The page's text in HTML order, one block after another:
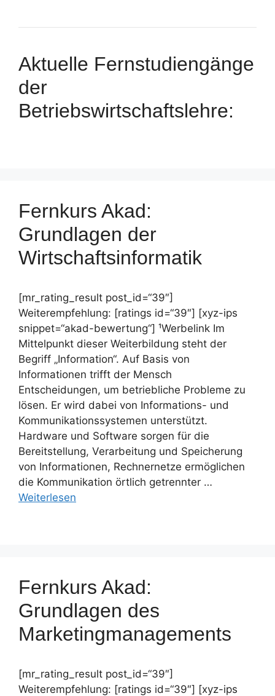
Aktuelle Fernstudiengänge
der
Betriebswirtschaftslehre:
Fernkurs Akad:
Grundlagen der
Wirtschaftsinformatik
[mr_rating_result post_id=“39″]
Weiterempfehlung: [ratings id=“39″] [xyz-ips
snippet=“akad-bewertung“] ¹Werbelink Im
Mittelpunkt dieser Weiterbildung steht der
Begriff „Information“. Auf Basis von
Informationen trifft der Mensch
Entscheidungen, um betriebliche Probleme zu
lösen. Er wird dabei von Informations- und
Kommunikationssystemen unterstützt.
Hardware und Software sorgen für die
Bereitstellung, Verarbeitung und Speicherung
von Informationen, Rechnernetze ermöglichen
die Kommunikation örtlich getrennter …
Weiterlesen
Fernkurs Akad:
Grundlagen des
Marketingmanagements
[mr_rating_result post_id=“39″]
Weiterempfehlung: [ratings id=“39″] [xyz-ips